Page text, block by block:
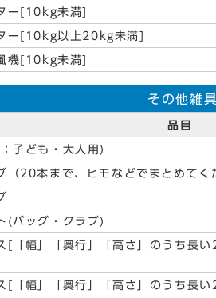
ー[10kg未満]
ー[10kg以上20kg未満]
機[10kg未満]
その他雑
品目
子ども・大人用)
（20本まで、ヒモなどでまとめてく
(バッグ・クラブ)
[「幅」「奥行」「高さ」のうち長
[「幅」「奥行」「高さ」のうち長